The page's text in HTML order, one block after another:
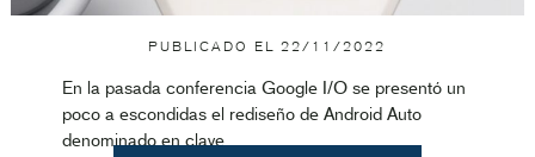
PUBLICADO EL22/11/2022
En la pasada conferencia Google I/O se presentó un
poco a escondidas el rediseño de Android Auto
denominado en clave